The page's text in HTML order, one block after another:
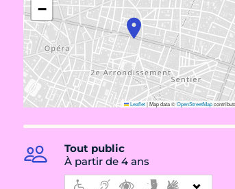
−
Leaflet|Map data ©OpenStreetMap
Tout public
À partir de 4 ans